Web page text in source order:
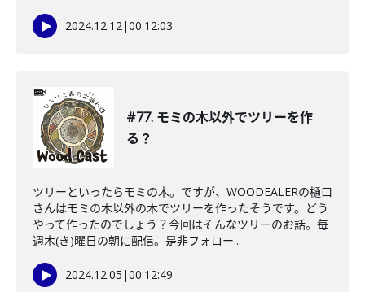
2024.12.12|00:12:03
#77. モミの木以外でツリーを作
る？
ツリーといったらモミの木。ですが、WOODEALERの樋口
さんはモミの木以外の木でツリーを作ったそうです。どう
やって作ったのでしょう？今回はそんなツリーのお話。毎
週木(き)曜日の朝に配信。是非フォロー...
2024.12.05 |00:12:49